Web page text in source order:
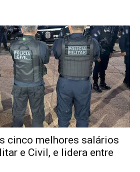
cinco melhores salários
e Civil, e lidera entre